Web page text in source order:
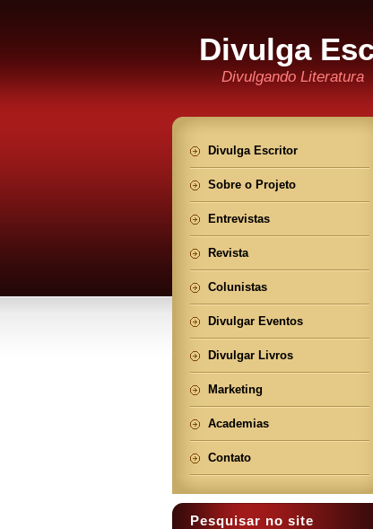
Divulga
Divulgando Literatura
Divulga Escritor
Sobre o Projeto
Entrevistas
Revista
Colunistas
Divulgar Eventos
Divulgar Livros
Marketing
Academias
Contato
Pesquisar no site